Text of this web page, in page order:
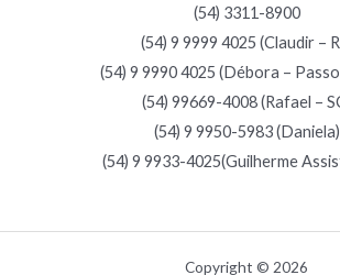
(54) 3311-8900
(54) 9 9999 4025 (Claudir –
(54) 9 9990 4025 (Débora –
(54) 99669-4008 (Rafael –
(54) 9 9950-5983 (Daniela)
(54) 9 9933-4025(Guilherme
Copyright © 2026